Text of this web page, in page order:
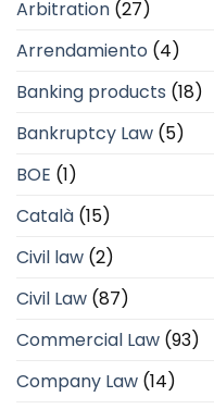
Arbitration (27)
Arrendamiento (4)
Banking products (18)
Bankruptcy Law (5)
BOE (1)
Català (15)
Civil law (2)
Civil Law (87)
Commercial Law (93)
Company Law (14)